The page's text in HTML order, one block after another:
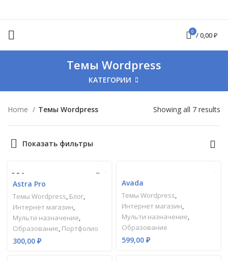
0 /0,00₽
Темы Wordpress
КАТЕГОРИИ
Home Темы Wordpress Showing all 7 results
Показать фильтры
3.9.4
Astra Pro
Темы Wordpress Блог
Интернет магазин
Мульти назначение
Образование Портфолио
300,00 ₽
Avada
Темы Wordpress,
Интернет магазин,
Мульти назначение,
Образование
599,00 ₽